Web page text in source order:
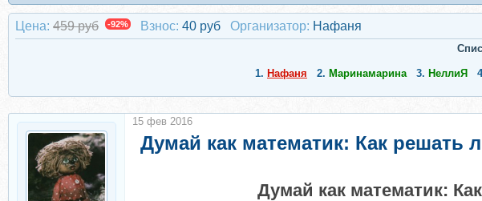
Цена: 459 руб -92% Взнос: 40 руб Организатор: Нафаня
1. Нафаня 2. Маринамарина 3. НеллиЯ
Думай как математик: Как
Думай как математик:
15 фев 2016